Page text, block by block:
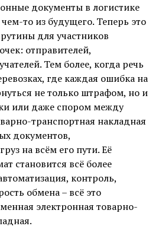
документы в логистике
то из будущего. Теперь это
для участников
отправителей,
Тем более, когда речь
где каждая ошибка на
не только штрафом, но и
или даже спором между
транспортная накладная
документов,
на всём его пути. Её
становится всё более
контроль,
обмена – всё это
электронная товарно-